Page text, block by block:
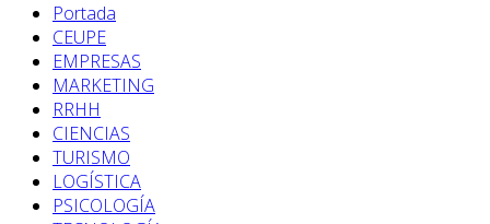
Portada
CEUPE
EMPRESAS
MARKETING
RRHH
CIENCIAS
TURISMO
LOGÍSTICA
PSICOLOGÍA